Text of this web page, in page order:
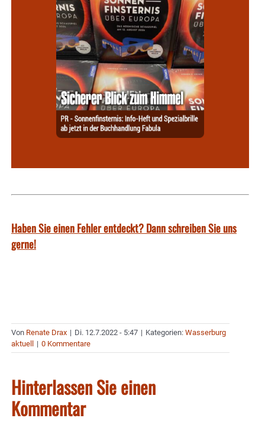
Haben Sie einen Fehler entdeckt? Dann schreiben Sie uns
gerne!
Von Renate Drax | Di. 12.7.2022 - 5:47 | Kategorien: Wasserburg
aktuell
| 0 Kommentare
Hinterlassen Sie einen
Kommentar